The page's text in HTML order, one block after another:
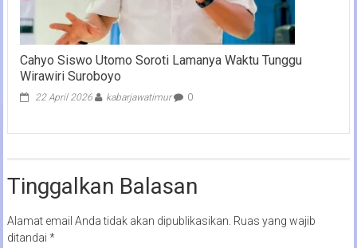
Cahyo Siswo Utomo Soroti Lamanya Waktu Tunggu
Wirawiri Suroboyo
22 April 2026 kabarjawatimur 0
Tinggalkan Balasan
Alamat email Anda tidak akan dipublikasikan. Ruas yang wajib
ditandai *